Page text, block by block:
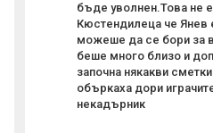
бъде уволнен.Това не
Кюстендилеца че
можеше да се бори за
беше много близо и
започна някакви
объркаха дори
некадърник